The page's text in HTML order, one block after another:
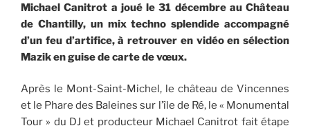
Michael Canitrot a joué le 31 décembre au Château
de Chantilly, un mix techno splendide accompagné
d’un feu d’artifice, à retrouver en vidéo en sélection
Mazik en guise de carte de vœux.
Après le Mont-Saint-Michel, le château de Vincennes
et le Phare des Baleines sur l’île de Ré, le « Monumental
Tour » du DJ et producteur Michael Canitrot fait étape